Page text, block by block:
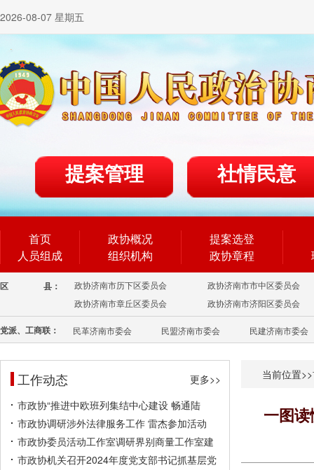
2026-08-07 星期五
提案管理 社情民意
首页
人员组成
政协概况
组织机构
提案选登
政协章程
区 县： 政协济南市历下区委员会
政协济南市市中区委员会
政协济南市章丘区委员会
政协济南市济阳区委员会
党派、工商联： 民革济南市委会 民盟济南市委会 民建济南市委会
工作动态
更多>>
市政协“推进中欧班列集结中心建设 畅通陆
市政协调研涉外法律服务工作 雷杰参加活动
市政协委员活动工作室调研界别商量工作室建
市政协机关召开2024年度党支部书记抓基层党
当前位置>>
一图